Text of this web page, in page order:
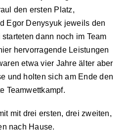
den ersten Platz,
Egor Denysyuk jeweils den
dann noch im Team
hervorragende Leistungen
etwa vier Jahre älter aber
und holten sich am Ende den
Teamwettkampf.
mit drei ersten, drei zweiten,
nach Hause.